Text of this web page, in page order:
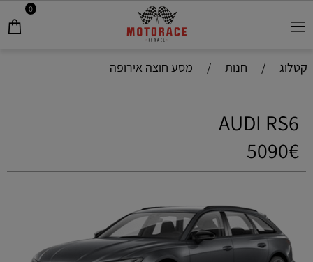
0
קטלוג / חנות / מסע חוצה אירופה
AUDI RS6
5090€